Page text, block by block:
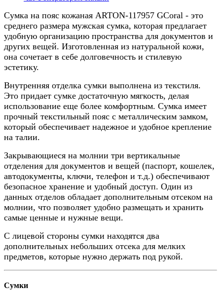
Сумка на пояс кожаная ARTON-117957 GCoral - это
среднего размера мужская сумка, которая предлагает
удобную организацию пространства для документов и
других вещей. Изготовленная из натуральной кожи,
она сочетает в себе долговечность и стилевую
эстетику.
Внутренняя отделка сумки выполнена из текстиля.
Это придает сумке достаточную мягкость, делая
использование еще более комфортным. Сумка имеет
прочный текстильный пояс с металлическим замком,
который обеспечивает надежное и удобное крепление
на талии.
Закрывающиеся на молнии три вертикальные
отделения для документов и вещей (паспорт, кошелек,
автодокументы, ключи, телефон и т.д.) обеспечивают
безопасное хранение и удобный доступ. Один из
данных отделов обладает дополнительным отсеком на
молнии, что позволяет удобно размещать и хранить
самые ценные и нужные вещи.
С лицевой стороны сумки находятся два
дополнительных небольших отсека для мелких
предметов, которые нужно держать под рукой.
Сумки